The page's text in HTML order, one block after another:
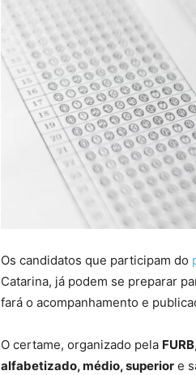
Os candidatos que participam do
Catarina, já podem se preparar
fará o acompanhamento e
O certame, organizado pela FURB
alfabetizado, médio, superior e